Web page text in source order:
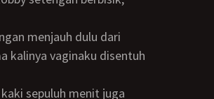
kalinya vaginaku disentuh